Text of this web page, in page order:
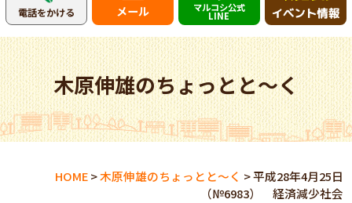
電話をかける メール マルコシ公式
LINE
木原伸雄のちょっとと～く
HOME>木原伸雄のちょっとと～く >平成28年4月25日
（№6983） 経済減少社会